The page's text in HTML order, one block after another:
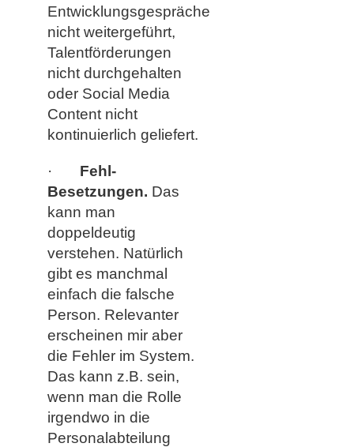
Entwicklungsgespräche
nicht weitergeführt,
Talentförderungen
nicht durchgehalten
oder Social Media
Content nicht
kontinuierlich geliefert.
· Fehl-
Besetzungen. Das
kann man
doppeldeutig
verstehen. Natürlich
gibt es manchmal
einfach die falsche
Person. Relevanter
erscheinen mir aber
die Fehler im System.
Das kann z.B. sein,
wenn man die Rolle
irgendwo in die
Personalabteilung